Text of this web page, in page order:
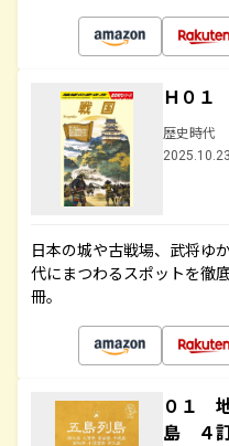
Ｈ０１
歴史時代
日本の城や古戦場、武将ゆ
代にまつわるスポットを徹
冊。
０１
島 ４